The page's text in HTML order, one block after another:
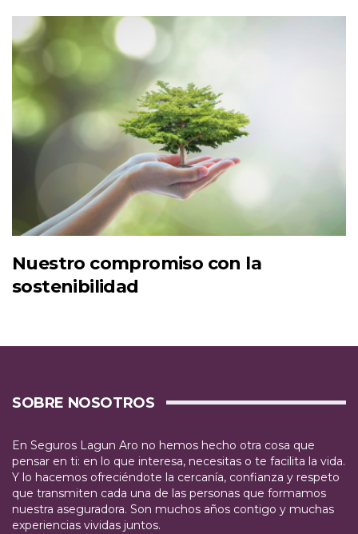
Nuestro compromiso con la
sostenibilidad
SOBRE NOSOTROS
En Seguros Lagun Aro no hemos hecho otra cosa que
pensar en ti: en lo que interesa, necesitas o te facilita la vida.
Y lo hacemos ofreciéndote la cercanía, confianza y respeto
que transmiten cada una de las personas que formamos
nuestra aseguradora. Son muchos años contigo y muchas
experiencias vividas juntos.